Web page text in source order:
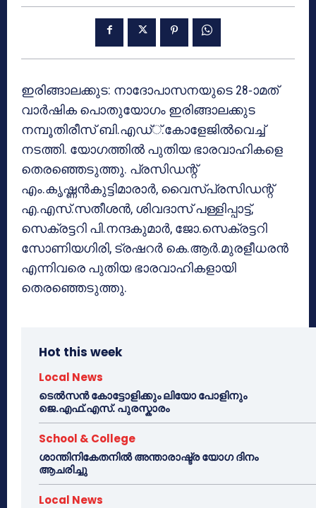
ഇരിങ്ങാലക്കുട: നാദോപാസനയുടെ 28-ാമത്
വാര്‍ഷിക പൊതുയോഗം ഇരിങ്ങാലക്കുട
നമ്പൂതിരീസ് ബി.എഡ്്.കോളേജില്‍വെച്ച്
നടത്തി. യോഗത്തില്‍ പുതിയ ഭാരവാഹികളെ
തെരഞ്ഞെടുത്തു. പ്രസിഡന്റ്
എം.കൃഷ്ണന്‍കുട്ടിമാരാര്‍, വൈസ്പ്രസിഡന്റ്
എ.എസ്.സതീശന്‍, ശിവദാസ് പള്ളിപ്പാട്ട്,
സെക്രട്ടറി പി.നന്ദകുമാര്‍, ജോ.സെക്രട്ടറി
സോണിയഗിരി, ട്രഷറര്‍ കെ.ആര്‍.മുരളീധരന്‍
എന്നിവരെ പുതിയ ഭാരവാഹികളായി
തെരഞ്ഞെടുത്തു.
Hot this week
Local News
ടെൽസൻ കോട്ടോളിക്കും ലിയോ പോളിനും
ജെ.എഫ്.എസ്. പുരസ്കാരം
School & College
ശാന്തിനികേതനിൽ അന്താരാഷ്ട്ര യോഗ ദിനം
ആചരിച്ചു
Local News